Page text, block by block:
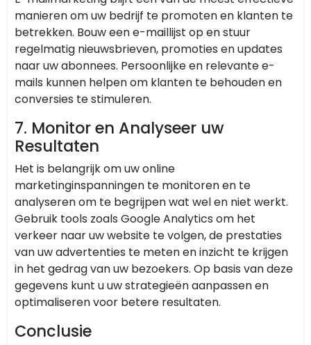
manieren om uw bedrijf te promoten en klanten te
betrekken. Bouw een e-maillijst op en stuur
regelmatig nieuwsbrieven, promoties en updates
naar uw abonnees. Persoonlijke en relevante e-
mails kunnen helpen om klanten te behouden en
conversies te stimuleren.
7. Monitor en Analyseer uw
Resultaten
Het is belangrijk om uw online
marketinginspanningen te monitoren en te
analyseren om te begrijpen wat wel en niet werkt.
Gebruik tools zoals Google Analytics om het
verkeer naar uw website te volgen, de prestaties
van uw advertenties te meten en inzicht te krijgen
in het gedrag van uw bezoekers. Op basis van deze
gegevens kunt u uw strategieën aanpassen en
optimaliseren voor betere resultaten.
Conclusie